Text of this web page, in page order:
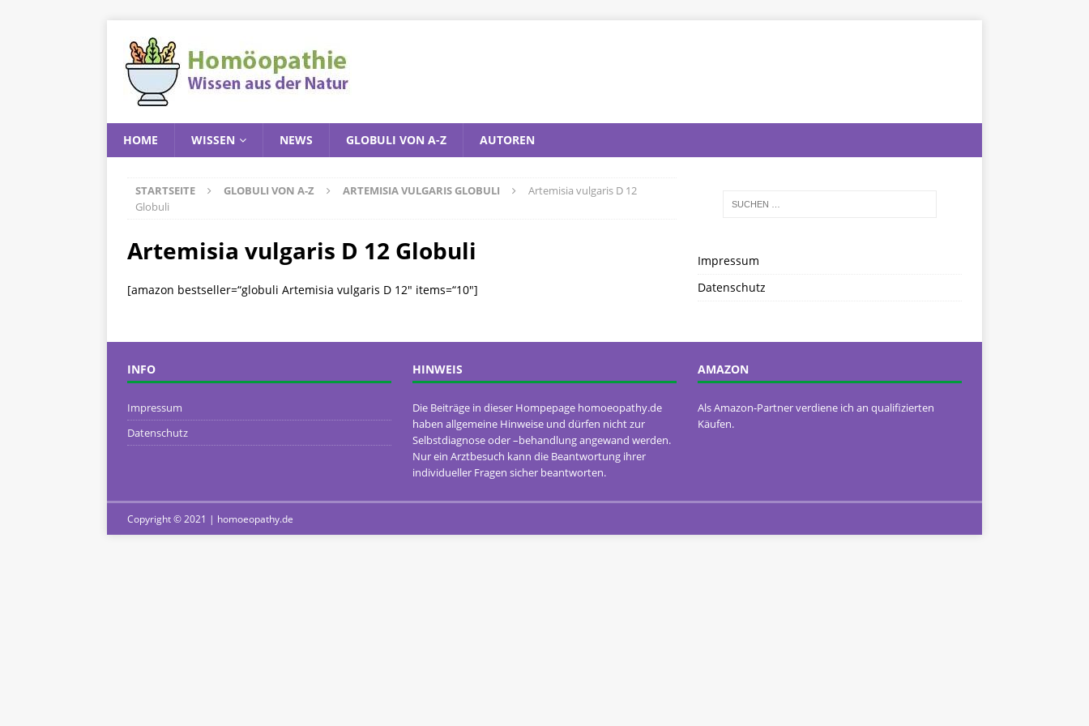
HOME WISSEN NEWS GLOBULI VON A-Z AUTOREN
STARTSEITE GLOBULI VON A-Z ARTEMISIA VULGARIS GLOBULI
Artemisia vulgaris D 12
Globuli
Artemisia vulgaris D 12 Globuli
[amazon bestseller=“globuli Artemisia vulgaris D 12″ items=“10″]
Impressum
Datenschutz
INFO
Impressum
Datenschutz
HINWEIS
Die Beiträge in dieser Hompepage homoeopathy.de
haben allgemeine Hinweise und dürfen nicht zur
Selbstdiagnose oder –behandlung angewand werden.
Nur ein Arztbesuch kann die Beantwortung ihrer
individueller Fragen sicher beantworten.
AMAZON
Als Amazon-Partner verdiene ich an qualifizierten
Käufen.
Copyright © 2021 | homoeopathy.de